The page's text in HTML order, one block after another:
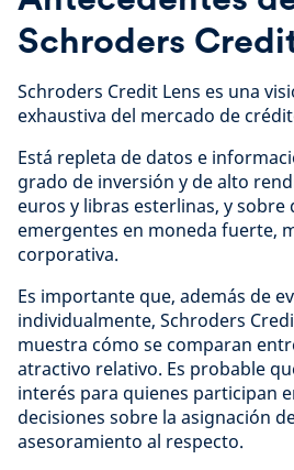
Schroders
Schroders Credit Lens es una
exhaustiva del mercado de
Está repleta de datos e
grado de inversión y de alto
euros y libras esterlinas, y sobre
emergentes en moneda fuerte,
corporativa.
Es importante que, además de
individualmente, Schroders
muestra cómo se comparan
atractivo relativo. Es probable
interés para quienes participan
decisiones sobre la asignación
asesoramiento al respecto.